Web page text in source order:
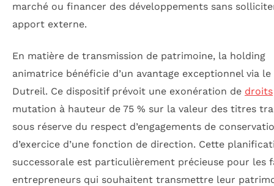
marché ou financer des développements sans
apport externe.
En matière de transmission de patrimoine, la holding
animatrice bénéficie d’un avantage exceptionnel via le
Dutreil. Ce dispositif prévoit une exonération de droits
mutation à hauteur de 75 % sur la valeur des titres
sous réserve du respect d’engagements de
d’exercice d’une fonction de direction. Cette
successorale est particulièrement précieuse pour les
entrepreneurs qui souhaitent transmettre leur